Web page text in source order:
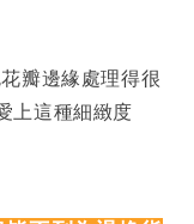
瓣邊緣處理得很
上這種細緻度